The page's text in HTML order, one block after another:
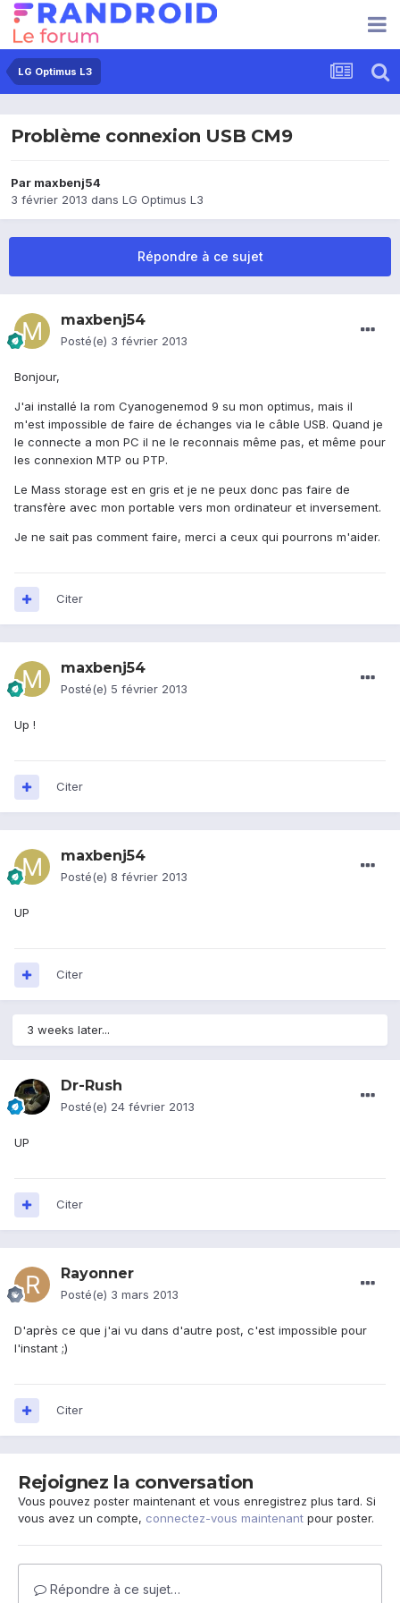
LG Optimus L3
Problème connexion USB CM9
Par maxbenj54
3 février 2013 dans LG Optimus L3
Répondre à ce sujet
maxbenj54
Posté(e) 3 février 2013
Bonjour,
J'ai installé la rom Cyanogenemod 9 su mon optimus, mais il
m'est impossible de faire de échanges via le câble USB. Quand je
le connecte a mon PC il ne le reconnais même pas, et même pour
les connexion MTP ou PTP.
Le Mass storage est en gris et je ne peux donc pas faire de
transfère avec mon portable vers mon ordinateur et inversement.
Je ne sait pas comment faire, merci a ceux qui pourrons m'aider.
Citer
maxbenj54
Posté(e) 5 février 2013
Up !
Citer
maxbenj54
Posté(e) 8 février 2013
UP
Citer
3 weeks later...
Dr-Rush
Posté(e) 24 février 2013
UP
Citer
Rayonner
Posté(e) 3 mars 2013
D'après ce que j'ai vu dans d'autre post, c'est impossible pour
l'instant ;)
Citer
Rejoignez la conversation
Vous pouvez poster maintenant et vous enregistrez plus tard. Si
vous avez un compte, connectez-vous maintenant pour poster.
Répondre à ce sujet…